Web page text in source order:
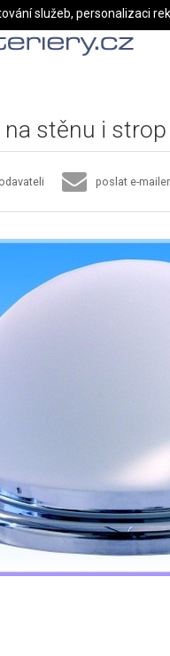
stěnu i strop
poslat e-
služeb, personalizaci